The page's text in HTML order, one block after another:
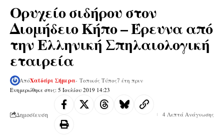
Ορυχείο σιδήρου στον
Διομήδειο Κήπο – Έρευνα από
την Ελληνική Σπηλαιολογική
εταιρεία
Ενημερώθηκε στις: 5 Ιουλίου 2019 14:23
ΑπόΧαϊδάρι Σήμερα- Τοπικός Τύπος7 έτη πριν
Δημοσίευση 4 Λεπτά Ανάγνωσης